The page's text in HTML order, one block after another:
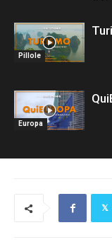
Pillole
Europa